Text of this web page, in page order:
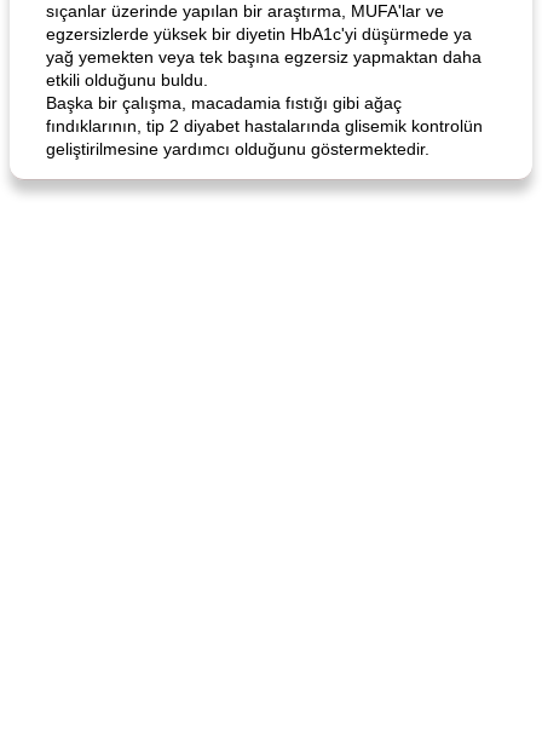
sıçanlar üzerinde yapılan bir araştırma, MUFA'lar ve
egzersizlerde yüksek bir diyetin HbA1c'yi düşürmede ya
yağ yemekten veya tek başına egzersiz yapmaktan daha
etkili olduğunu buldu.
Başka bir çalışma, macadamia fıstığı gibi ağaç
fındıklarının, tip 2 diyabet hastalarında glisemik kontrolün
geliştirilmesine yardımcı olduğunu göstermektedir.